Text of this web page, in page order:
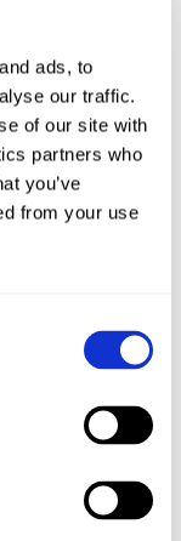
ads, to
our traffic.
of our site with
partners who
you’ve
from your use
in feine
Salz und
mit
und
roten
frischen
Zwischenzeit.